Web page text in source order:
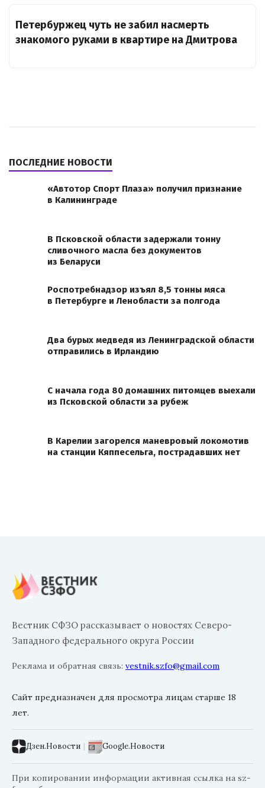
Петербуржец чуть не забил насмерть
знакомого руками в квартире на Дмитрова
ПОСЛЕДНИЕ НОВОСТИ
«Автотор Спорт Плаза» получил признание
в Калининграде
В Псковской области задержали тонну
сливочного масла без документов
из Беларуси
Роспотребнадзор изъял 8,5 тонны мяса
в Петербурге и Ленобласти за полгода
Два бурых медведя из Ленинградской области
отправились в Ирландию
С начала года 80 домашних питомцев выехали
из Псковской области за рубеж
В Карелии загорелся маневровый локомотив
на станции Кяппесельга, пострадавших нет
Вестник СФЗО рассказывает о новостях Северо-
Западного федерального округа России
Реклама и обратная связь: vestnik.szfo@gmail.com
Сайт предназначен для просмотра лицам старше 18
лет.
Дзен.Новости | Google.Новости
При копировании информации активная ссылка на sz-